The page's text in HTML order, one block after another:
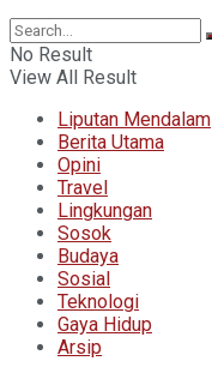
No Result
View All Result
Liputan Mendalam
Berita Utama
Opini
Travel
Lingkungan
Sosok
Budaya
Sosial
Teknologi
Gaya Hidup
Arsip